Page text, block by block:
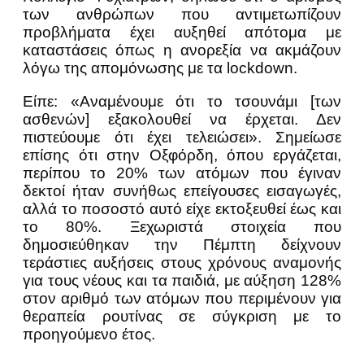
των ανθρώπων που αντιμετωπίζουν
προβλήματα έχει αυξηθεί απότομα με
καταστάσεις όπως η ανορεξία να ακμάζουν
λόγω της απομόνωσης με τα lockdown.
Είπε: «Αναμένουμε ότι το τσουνάμι [των
ασθενών] εξακολουθεί να έρχεται. Δεν
πιστεύουμε ότι έχει τελειώσει». Σημείωσε
επίσης ότι στην Οξφόρδη, όπου εργάζεται,
περίπου το 20% των ατόμων που έγιναν
δεκτοί ήταν συνήθως επείγουσες εισαγωγές,
αλλά το ποσοστό αυτό είχε εκτοξευθεί έως και
το 80%. Ξεχωριστά στοιχεία που
δημοσιεύθηκαν την Πέμπτη δείχνουν
τεράστιες αυξήσεις στους χρόνους αναμονής
για τους νέους και τα παιδιά, με αύξηση 128%
στον αριθμό των ατόμων που περιμένουν για
θεραπεία ρουτίνας σε σύγκριση με το
προηγούμενο έτος.